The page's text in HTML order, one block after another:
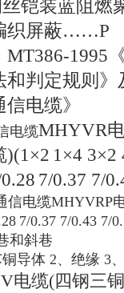
铠装蓝阻燃
织屏蔽……P
MT386-1995
和判定规则》
电缆》
电缆MHYVR
)(1×2 1×4 3×2
7/0.37 7/
信电缆MHYVRP
7/0.37 7/0.43 7/
和斜巷
导体 2、绝缘 3
电缆(四钢三